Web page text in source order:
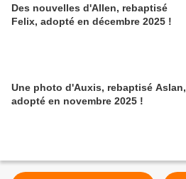
Des nouvelles d'Allen, rebaptisé
Felix, adopté en décembre 2025 !
Une photo d'Auxis, rebaptisé Aslan,
adopté en novembre 2025 !